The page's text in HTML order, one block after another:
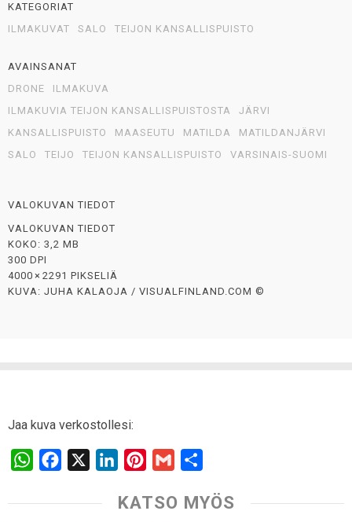
KATEGORIAT
ILMAKUVAT
SALO TEIJON KANSALLISPUISTO
AVAINSANAT
DRONE
ILMAKUVA
ILMAKUVIA TEIJON KANSALLISPUISTOSTA
JÄRVI
KANSALLISPUISTO
MAASEUTU MATILDA
MATILDANJÄRVI
SALO
TEIJO TEIJON KANSALLISPUISTO VARSINAIS-SUOMI
VALOKUVAN TIEDOT
VALOKUVAN TIEDOT
KOKO: 3,2 MB
300 DPI
4000 × 2291 PIKSELIÄ
KUVA: JUHA KALAOJA / VISUALFINLAND.COM ©
Jaa kuva verkostollesi:
W
a
c
n
a
a
KATSO MYÖS